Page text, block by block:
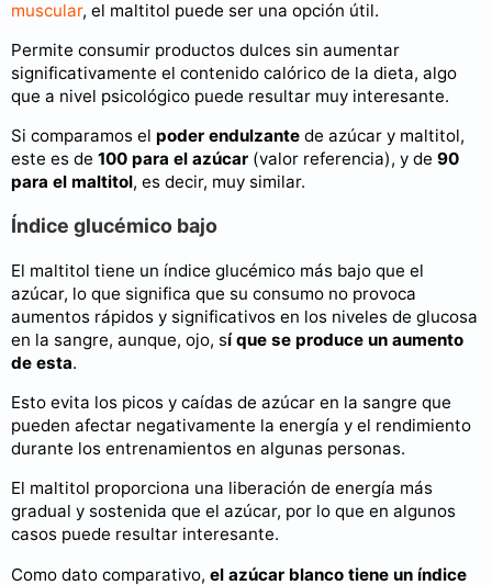
muscular, el maltitol puede ser una opción útil.
Permite consumir productos dulces sin aumentar
significativamente el contenido calórico de la dieta, algo
que a nivel psicológico puede resultar muy interesante.
Si comparamos el poder endulzante de azúcar y maltitol,
este es de 100 para el azúcar (valor referencia), y de 90
para el maltitol, es decir, muy similar.
Índice glucémico bajo
El maltitol tiene un índice glucémico más bajo que el
azúcar, lo que significa que su consumo no provoca
aumentos rápidos y significativos en los niveles de glucosa
en la sangre, aunque, ojo, sí que se produce un aumento
de esta.
Esto evita los picos y caídas de azúcar en la sangre que
pueden afectar negativamente la energía y el rendimiento
durante los entrenamientos en algunas personas.
El maltitol proporciona una liberación de energía más
gradual y sostenida que el azúcar, por lo que en algunos
casos puede resultar interesante.
Como dato comparativo, el azúcar blanco tiene un índice